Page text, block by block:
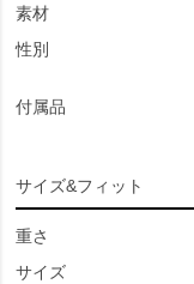
素材
性別
付属品
サイズ&フィット
重さ
サイズ